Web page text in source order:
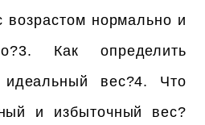
возрастом нормально и
Как определить
вес?4. Что
и избыточный вес?